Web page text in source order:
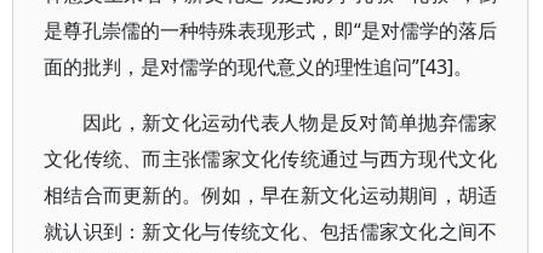
是尊孔崇儒的一种特殊表现形式，即“是对儒学的落后
面的批判，是对儒学的现代意义的理性追问”[43]。
因此，新文化运动代表人物是反对简单抛弃儒家
文化传统、而主张儒家文化传统通过与西方现代文化
相结合而更新的。例如，早在新文化运动期间，胡适
就认识到：新文化与传统文化、包括儒家文化之间不